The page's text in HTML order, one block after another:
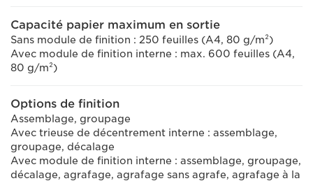
Capacité papier maximum en sortie
Sans module de finition : 250 feuilles (A4, 80 g/m²)
Avec module de finition interne : max. 600 feuilles (A4,
80 g/m²)
Options de finition
Assemblage, groupage
Avec trieuse de décentrement interne : assemblage,
groupage, décalage
Avec module de finition interne : assemblage, groupage,
décalage, agrafage, agrafage sans agrafe, agrafage à la